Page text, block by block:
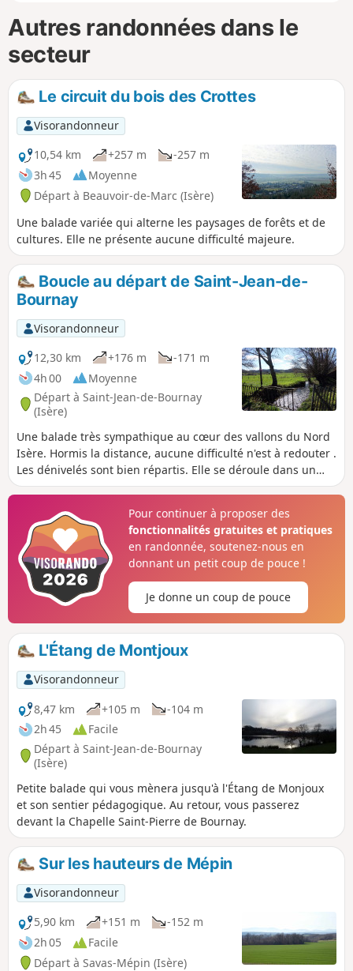
Autres randonnées dans le
secteur
Le circuit du bois des Crottes
Visorandonneur
10,54 km
+257 m
-257 m
3h 45
Moyenne
Départ à Beauvoir-de-Marc (Isère)
Une balade variée qui alterne les paysages de forêts et de
cultures. Elle ne présente aucune difficulté majeure.
Boucle au départ de Saint-Jean-de-
Bournay
Visorandonneur
12,30 km
+176 m
-171 m
4h 00
Moyenne
Départ à Saint-Jean-de-Bournay
(Isère)
Une balade très sympathique au cœur des vallons du Nord
Isère. Hormis la distance, aucune difficulté n'est à redouter .
Les dénivelés sont bien répartis. Elle se déroule dans un
triangle entre Saint-Jean-de-Bournay, Artas et
Pour continuer à proposer des
fonctionnalités gratuites et pratiques
en randonnée, soutenez-nous en
donnant un petit coup de pouce !
Je donne un coup de pouce
L'Étang de Montjoux
Visorandonneur
8,47 km
+105 m
-104 m
2h 45
Facile
Départ à Saint-Jean-de-Bournay
(Isère)
Petite balade qui vous mènera jusqu'à l'Étang de Monjoux
et son sentier pédagogique. Au retour, vous passerez
devant la Chapelle Saint-Pierre de Bournay.
Sur les hauteurs de Mépin
Visorandonneur
5,90 km
+151 m
-152 m
2h 05
Facile
Départ à Savas-Mépin (Isère)